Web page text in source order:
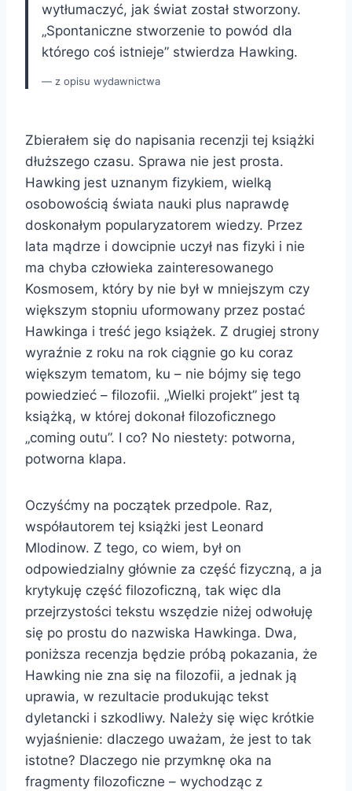
wytłumaczyć, jak świat został stworzony.
„Spontaniczne stworzenie to powód dla
którego coś istnieje” stwierdza Hawking.
z opisu wydawnictwa
Zbierałem się do napisania recenzji tej książki
dłuższego czasu. Sprawa nie jest prosta.
Hawking jest uznanym fizykiem, wielką
osobowością świata nauki plus naprawdę
doskonałym popularyzatorem wiedzy. Przez
lata mądrze i dowcipnie uczył nas fizyki i nie
ma chyba człowieka zainteresowanego
Kosmosem, który by nie był w mniejszym czy
większym stopniu uformowany przez postać
Hawkinga i treść jego książek. Z drugiej strony
wyraźnie z roku na rok ciągnie go ku coraz
większym tematom, ku – nie bójmy się tego
powiedzieć – filozofii. „Wielki projekt” jest tą
książką, w której dokonał filozoficznego
„coming outu”. I co? No niestety: potworna,
potworna klapa.
Oczyśćmy na początek przedpole. Raz,
współautorem tej książki jest Leonard
Mlodinow. Z tego, co wiem, był on
odpowiedzialny głównie za część fizyczną, a ja
krytykuję część filozoficzną, tak więc dla
przejrzystości tekstu wszędzie niżej odwołuję
się po prostu do nazwiska Hawkinga. Dwa,
poniższa recenzja będzie próbą pokazania, że
Hawking nie zna się na filozofii, a jednak ją
uprawia, w rezultacie produkując tekst
dyletancki i szkodliwy. Należy się więc krótkie
wyjaśnienie: dlaczego uważam, że jest to tak
istotne? Dlaczego nie przymknę oka na
fragmenty filozoficzne – wychodząc z